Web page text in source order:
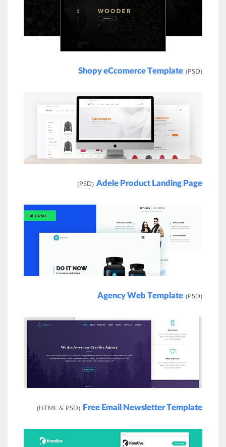
Shopy eCcomerce Template (PSD)
Adele Product Landing Page
(PSD)
Agency Web Template (PSD)
Free Email Newsletter Template
(HTML & PSD)